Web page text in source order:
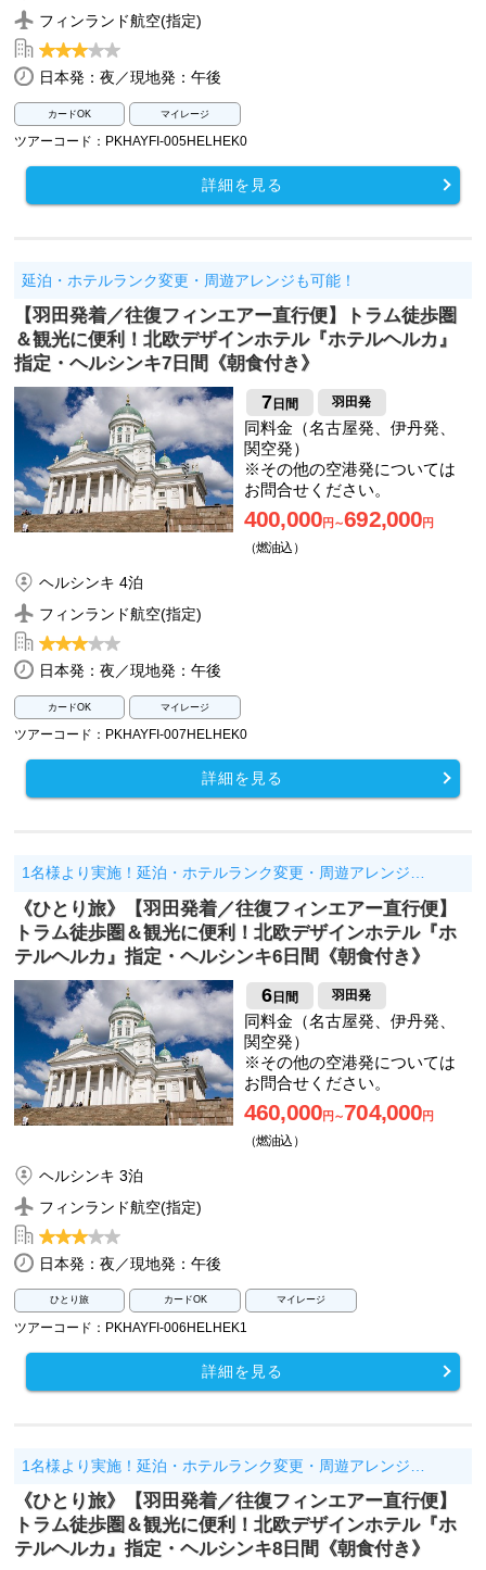
フィンランド航空(指定)
日本発：夜／現地発：午後
カードOK マイレージ
ツアーコード：PKHAYFI-005HELHEK0
詳細を見る
延泊・ホテルランク変更・周遊アレンジも可能！
【羽田発着／往復フィンエアー直行便】トラム徒歩圏
＆観光に便利！北欧デザインホテル『ホテルヘルカ』
指定・ヘルシンキ7日間《朝食付き》
7日間 羽田発
同料金（名古屋発、伊丹発、
関空発）
※その他の空港発については
お問合せください。
400,000円～692,000円
（燃油込）
ヘルシンキ 4泊
フィンランド航空(指定)
日本発：夜／現地発：午後
カードOK マイレージ
ツアーコード：PKHAYFI-007HELHEK0
詳細を見る
1名様より実施！延泊・ホテルランク変更・周遊アレンジ…
《ひとり旅》【羽田発着／往復フィンエアー直行便】
トラム徒歩圏＆観光に便利！北欧デザインホテル『ホ
テルヘルカ』指定・ヘルシンキ6日間《朝食付き》
6日間 羽田発
同料金（名古屋発、伊丹発、
関空発）
※その他の空港発については
お問合せください。
460,000円～704,000円
（燃油込）
ヘルシンキ 3泊
フィンランド航空(指定)
日本発：夜／現地発：午後
ひとり旅 カードOK マイレージ
ツアーコード：PKHAYFI-006HELHEK1
詳細を見る
1名様より実施！延泊・ホテルランク変更・周遊アレンジ…
《ひとり旅》【羽田発着／往復フィンエアー直行便】
トラム徒歩圏＆観光に便利！北欧デザインホテル『ホ
テルヘルカ』指定・ヘルシンキ8日間《朝食付き》